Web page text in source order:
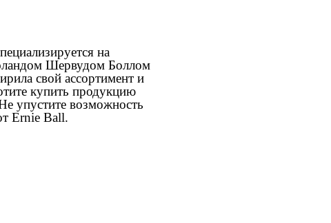
на
Шервудом Боллом
свой ассортимент и
купить продукцию
упустите возможность
Ernie Ball.